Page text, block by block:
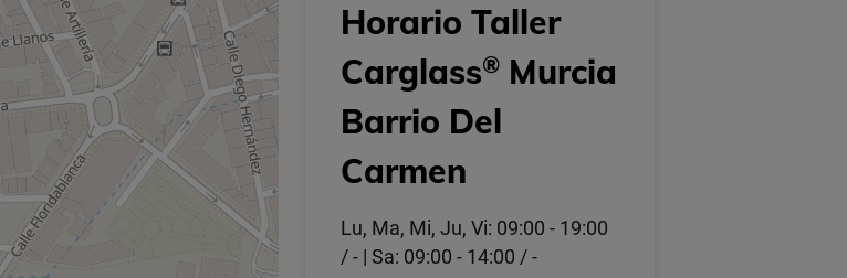
Horario Taller
Carglass® Murcia
Barrio Del
Carmen
Lu, Ma, Mi, Ju, Vi: 09:00 - 19:00
/ - | Sa: 09:00 - 14:00 / -